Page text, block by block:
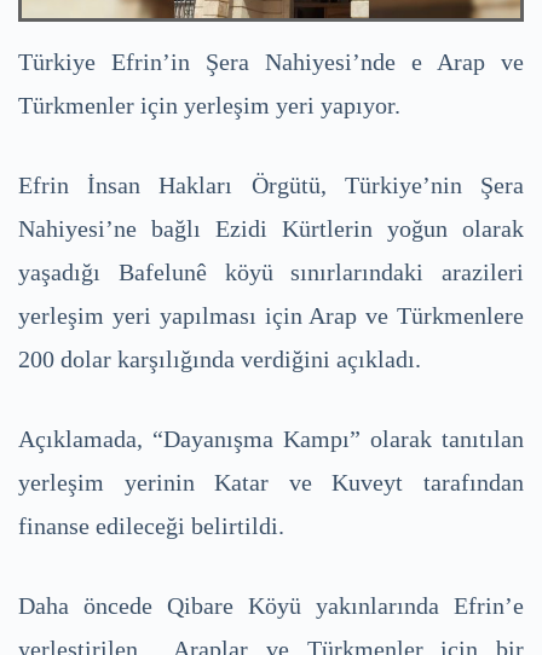
Türkiye Efrin’in Şera Nahiyesi’nde e Arap ve
Türkmenler için yerleşim yeri yapıyor.
Efrin İnsan Hakları Örgütü, Türkiye’nin Şera
Nahiyesi’ne bağlı Ezidi Kürtlerin yoğun olarak
yaşadığı Bafelunê köyü sınırlarındaki arazileri
yerleşim yeri yapılması için Arap ve Türkmenlere
200 dolar karşılığında verdiğini açıkladı.
Açıklamada, “Dayanışma Kampı” olarak tanıtılan
yerleşim yerinin Katar ve Kuveyt tarafından
finanse edileceği belirtildi.
Daha öncede Qibare Köyü yakınlarında Efrin’e
yerleştirilen Araplar ve Türkmenler için bir